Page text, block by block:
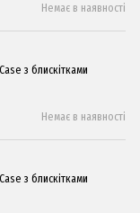
Немає в наявності
з блискітками
Немає в наявності
з блискітками